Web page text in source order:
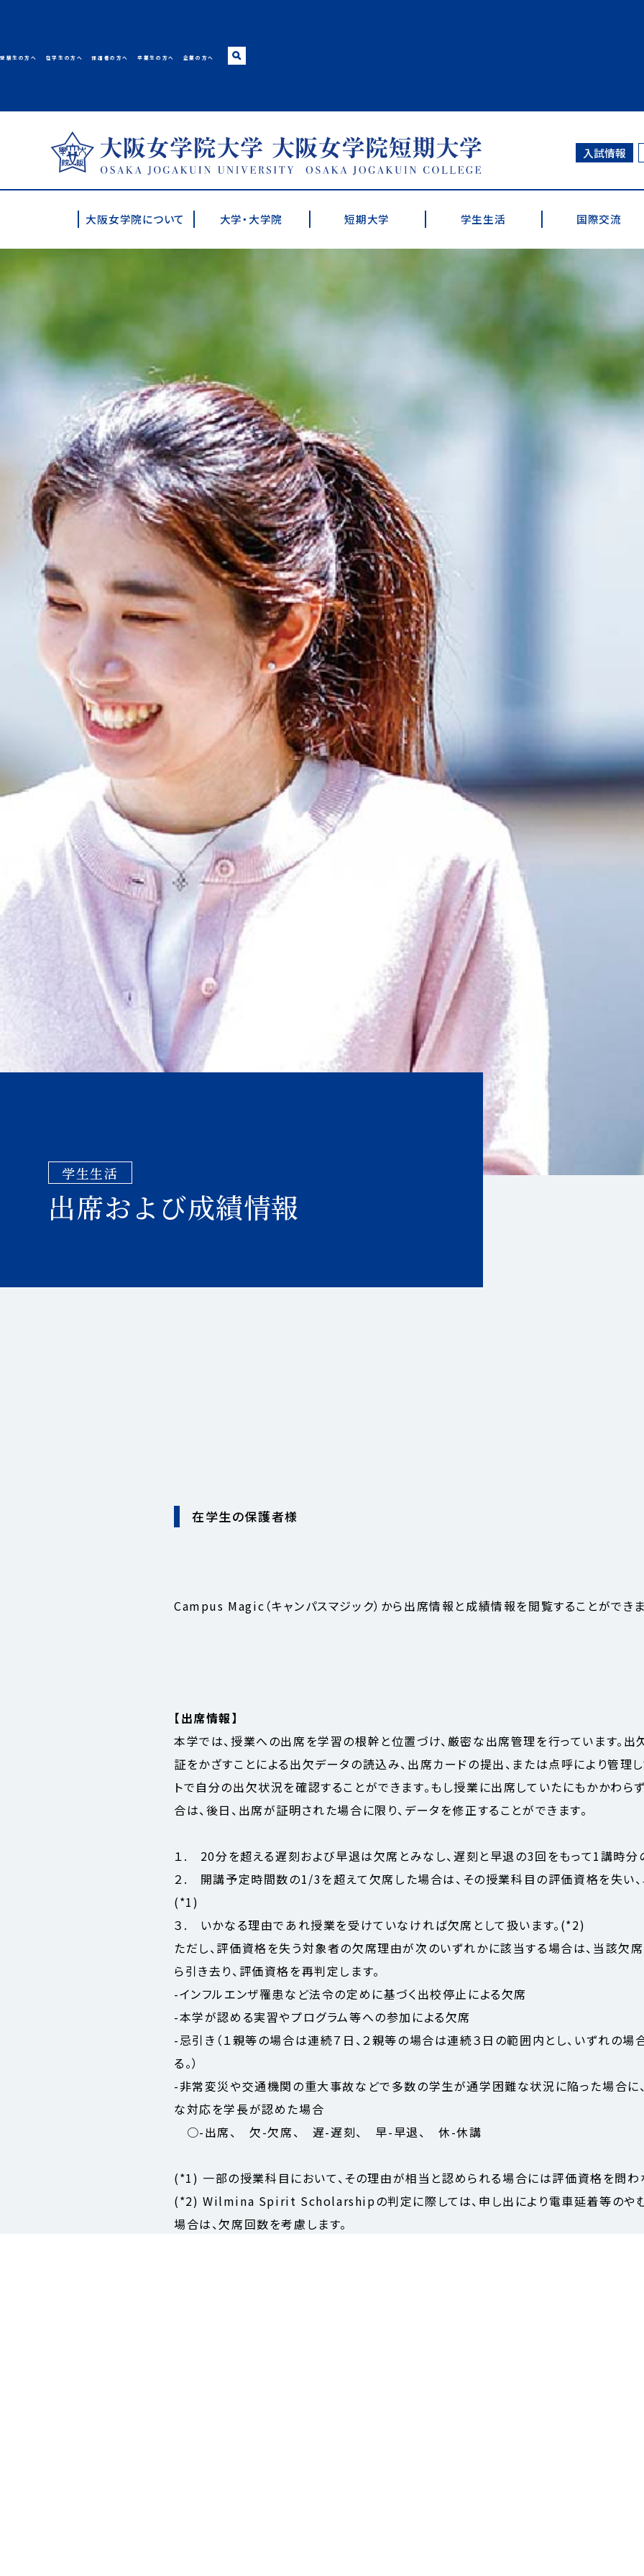
受験生の方へ 在学生の方へ 保護者の方へ 卒業生の方へ 企業の方へ
大阪女学院大学･短期大学 入試情報
大阪女学院について 大学・大学院 短期大学 学生生活 国際交流
学生生活
出席および成績情報
在学生の保護者様
Campus Magic（キャンパスマジック）から出席情報と成績情報を閲覧することができま
【出席情報】
本学では、授業への出席を学習の根幹と位置づけ、厳密な出席管理を行っています。出
証をかざすことによる出欠データの読込み、出席カードの提出、または点呼により管理
トで自分の出欠状況を確認することができます。もし授業に出席していたにもかかわら
合は、後日、出席が証明された場合に限り、データを修正することができます。
１. 20分を超える遅刻および早退は欠席とみなし、遅刻と早退の3回をもって1講時分
２. 開講予定時間数の1/3を超えて欠席した場合は、その授業科目の評価資格を失い、
(*1)
３. いかなる理由であれ授業を受けていなければ欠席として扱います。(*2)
ただし、評価資格を失う対象者の欠席理由が次のいずれかに該当する場合は、当該欠
ら引き去り、評価資格を再判定します。
-インフルエンザ罹患など法令の定めに基づく出校停止による欠席
-本学が認める実習やプログラム等への参加による欠席
-忌引き（１親等の場合は連続７日、２親等の場合は連続３日の範囲内とし、いずれの場
る。）
-非常変災や交通機関の重大事故などで多数の学生が通学困難な状況に陥った場合に
な対応を学長が認めた場合
○-出席、 欠-欠席、 遅-遅刻、 早-早退、 休-休講
(*1) 一部の授業科目において、その理由が相当と認められる場合には評価資格を問わ
(*2) Wilmina Spirit Scholarshipの判定に際しては、申し出により電車延着等のや
場合は、欠席回数を考慮します。